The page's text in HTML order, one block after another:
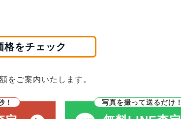
格をチェック
をご案内いたします。
！ 写真を撮って送るだけ！